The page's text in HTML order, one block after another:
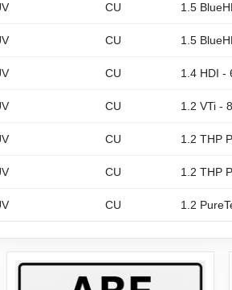
CU 1.5
CU 1.5
CU 1.4 HDI -
CU 1.2 VTi -
CU 1.2 THP
CU 1.2 THP
CU 1.2